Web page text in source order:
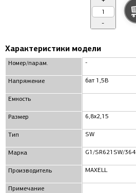
-
Характеристики модели
Номер/парам.
Напряжение
Емкость
Размер
Тип
Марка
Производитель
Примечание
-
бат 1,5В
6,8x2,15
SW
G1/SR621SW/364
MAXELL